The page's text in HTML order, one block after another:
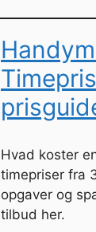
Hvad koster
timepriser fra
opgaver og
tilbud her.